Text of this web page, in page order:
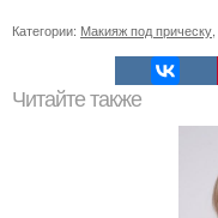
Категории: Макияж под прическу
Читайте также